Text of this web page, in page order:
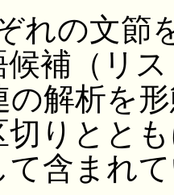
れの文節
候補（リ
の解析を
りとと
て含まれ